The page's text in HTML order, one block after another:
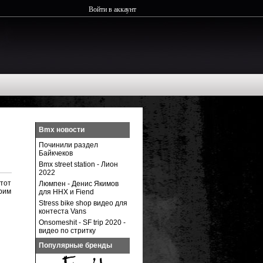
Войти в аккаунт
Bmx новости
Починили раздел
Байкчеков
Bmx street station - Лион
2022
Люмпен - Денис Якимов
для ННХ и Fiend
Stress bike shop видео для
контеста Vans
Onsomeshit - SF trip 2020 -
видео по стритку
Популярные бренды